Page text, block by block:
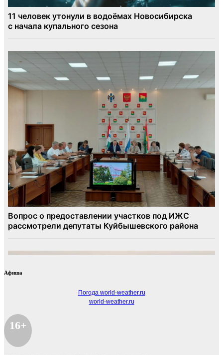
Афиша
Погода world-weather.ru
world-weather.ru
16+